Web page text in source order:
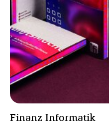
Finanz Informatik